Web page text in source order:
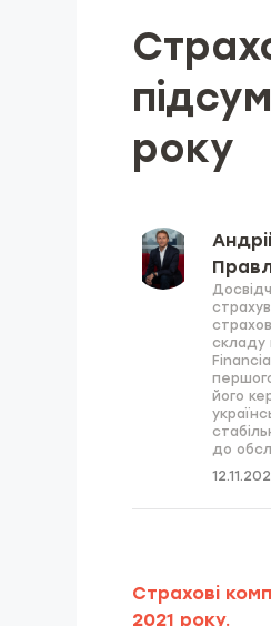
року
складу
його
до
Страхові
2021 року.